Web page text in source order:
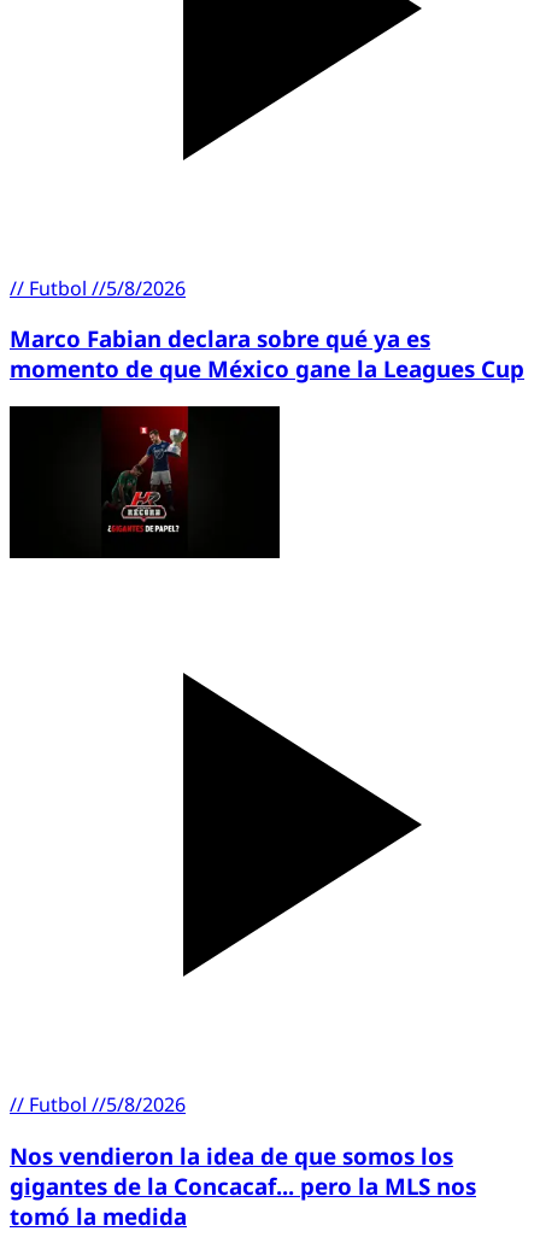
// Futbol //5/8/2026
Marco Fabian declara sobre qué ya es
momento de que México gane la Leagues Cup
// Futbol //5/8/2026
Nos vendieron la idea de que somos los
gigantes de la Concacaf... pero la MLS nos
tomó la medida